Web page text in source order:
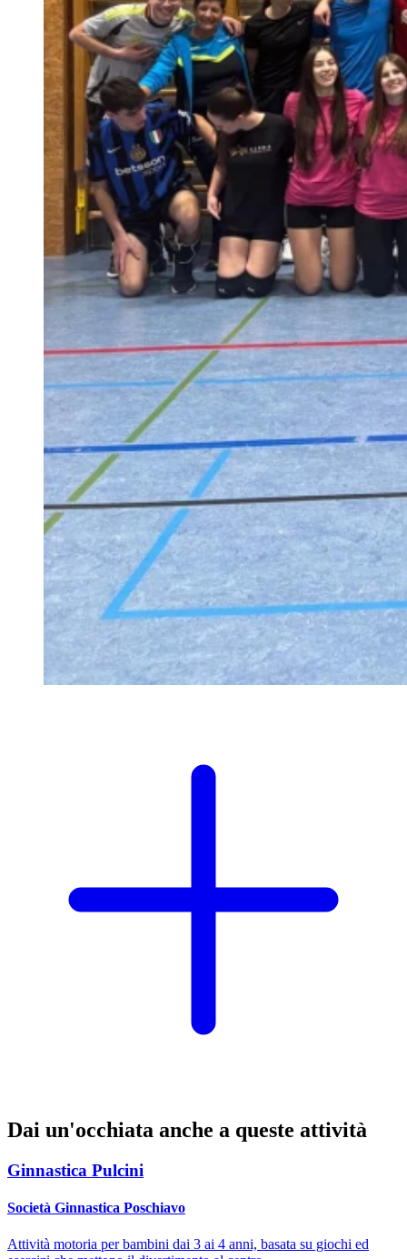
Dai un'occhiata anche a queste attività
Ginnastica Pulcini
Società Ginnastica Poschiavo
Attività motoria per bambini dai 3 ai 4 anni, basata su giochi ed